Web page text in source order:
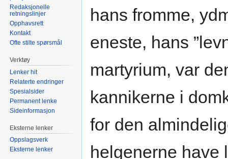
hans fromme,
eneste, hans
martyrium, var
kannikerne i
for den
helgenerne
Redaksjonelle
retningslinjer
Opphavsrett
Kontakt
Ofte stilte spørsmål
Verktøy
Lenker hit
Relaterte endringer
Spesialsider
Permanent lenke
Sideinformasjon
Eksterne lenker
Oppslagsverk
Eksterne lenker